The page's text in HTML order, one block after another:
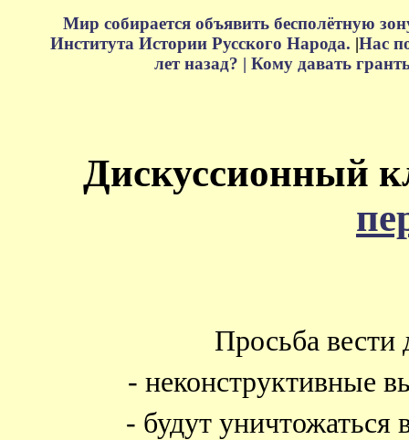
Мир собирается объявить бесполётную
Института Истории Русского Народа. |Нас
лет назад? | Кому давать
Дискуссионный
Просьба вести
- неконструктивные
- будут